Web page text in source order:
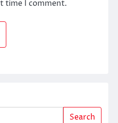
time I comment.
Search